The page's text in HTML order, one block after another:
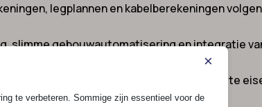
legplannen en kabelberekeningen
slimme gebouwautomatisering en integratie
keuring, alles voldoet aan de hoogste
×
te verbeteren. Sommige zijn essentieel voor de